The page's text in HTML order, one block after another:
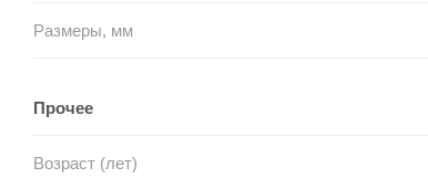
Размеры, мм
Прочее
Возраст (лет)